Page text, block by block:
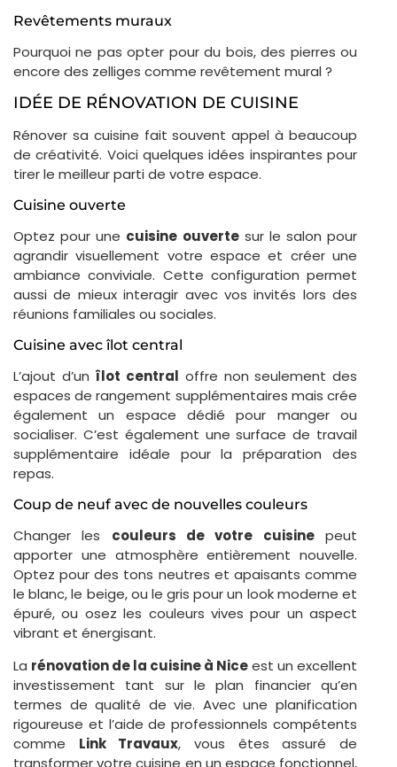
Revêtements muraux
Pourquoi ne pas opter pour du bois, des pierres ou
encore des zelliges comme revêtement mural ?
IDÉE DE RÉNOVATION DE CUISINE
Rénover sa cuisine fait souvent appel à beaucoup
de créativité. Voici quelques idées inspirantes pour
tirer le meilleur parti de votre espace.
Cuisine ouverte
Optez pour une cuisine ouvertesur le salon pour
agrandir visuellement votre espace et créer une
ambiance conviviale. Cette configuration permet
aussi de mieux interagir avec vos invités lors des
réunions familiales ou sociales.
Cuisine avec îlot central
L’ajout d’un îlot central offre non seulement des
espaces de rangement supplémentaires mais crée
également un espace dédié pour manger ou
socialiser. C’est également une surface de travail
supplémentaire idéale pour la préparation des
repas.
Coup de neuf avec de nouvelles couleurs
Changer les couleurs de votre cuisinepeut
apporter une atmosphère entièrement nouvelle.
Optez pour des tons neutres et apaisants comme
le blanc, le beige, ou le gris pour un look moderne et
épuré, ou osez les couleurs vives pour un aspect
vibrant et énergisant.
La rénovation de la cuisine à Niceest un excellent
investissement tant sur le plan financier qu’en
termes de qualité de vie. Avec une planification
rigoureuse et l’aide de professionnels compétents
comme Link Travaux, vous êtes assuré de
transformer votre cuisine en un espace fonctionnel,